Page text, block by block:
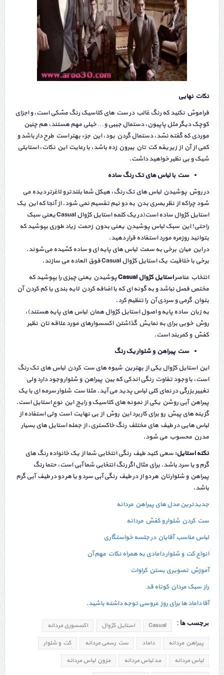
نکات نهایی
فراموش نکنید که رنگ غالب در ست های کلاسیک رنگ مشکی است، و اجزای
کوچک دیگر مثل پاپیون، دستمال جیبی و… خیلی مهم هستند، هم چنین
موردی که گفته نشد، دستمال گردن بود، این جزء بهتر است طرح دار باشد و
کمی از آن از زیر یقه کت تان بیرون زده باشد، با رعایت این نکات، استایلی
شیک و بی نظیر خواهید داشت.
ست با لباس های تک رنگ ساده
در روش پوشیدن لباس های تک رنگ، هیکل شما بلندتر و لاغرتر دیده می
شود چراکه از نظر بصری بدن به دو نیم تقسیم نمی شود. از آنجا که این یک
استایل کژوال ساده است(در یک کلمه استایل کژوال Casual یعنی سبک
راحتی! این سبک لباس پوشیدن یعنی بدون زحمت زیاد طوری بپوشید که
بتوانید روزمره مورد استفاده قرار دهید.
در این میان برخی به سمت لباس های پایه ای و ساده کشیده می‌شوند.
برخی با خلاقیت یک استایل کژوال Casual فوق العاده می سازند.
انتخاب عناصراستایل کژوال Casualپوشیدن یعنی چیزی را بپوشید که
مختص فصل نباشد و به گونه ای که با اضافه کردن لایه بندی یا کم کردن آن
بتوان گرمی و سردی آن را تنظیم کرد.
به زبان ساده پایه و اصول استایل کژوال همان لباس های پایه هستند)،
روش خوبی برای به نمایش گذاشتن اکسسوارهای مورد علاقه تان نظیر
کفش و کمربند است.
ست پیراهن و شلوار یک رنگ
این استایل کژوال یکی از بهترین شیوه های ست کردن لباس های تک رنگ
است، با وجود تفاوت رنگی اندکی که بین پیراهن و شلوار وجود دارد ولی
تغییر بزرگی در نمای کلی لباس پدید می آید. مثلا ست شلوار سرمه ای با یک
پیراهن آبی روشن یکی از نمونه های کلاسیک و رایج این نوع استایل است.
گزینه های پیش رو برای کاربرد این روش از بی نهایت است ولی استفاده از
لباس هایی در طیف های مختلف رنگ خاکستری، از جمله استایل های بسیار
مدرن محسوب می شود.
نکته استایل: سعی کنید طیف رنگی انتخابی شما از یک خانواده رنگ های
گرم و یا سرد باشد. برای مثال اگر رنگ انتخابی شما آبی است، حتما رنگ
پیراهن و شلوارتان هر دو از در طیف رنگی آبی سرد و یا هر دو در طیف آبی گرم
باشد.
جدیدترین مدل های پیراهن مردانه
ست کردن شلوار و کفش مردانه
لباس مناسب آقایان در جلسه خواستگاری
انواع کت و شلوار دامادی به همراه نکات مهم آن
آموزش تصویری بستن کراوات
راز سبک مردان کوتاه قد
آقا داماد ها برای روز عروسی توجه داشته باشید.
برچسب ها : Casual استایل کژوال
اکسسوری مردانه
پیراهن مردانه
داماد ست رسمی مردانه
کت و شلوار
لباس مردانه
مد لباس مردانه
مزون لباس مردانه